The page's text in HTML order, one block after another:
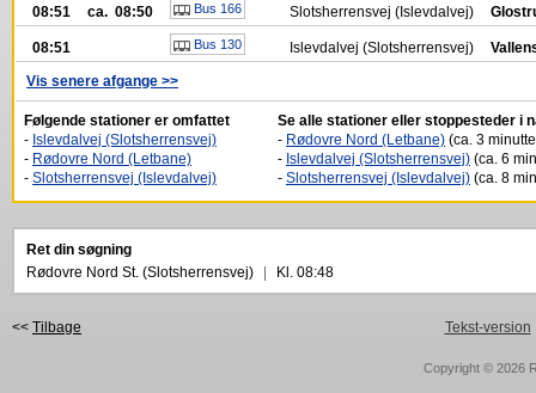
08:51 ca. 08:50 Bus 166 Slotsherrensvej (Islevdalvej)
08:51 Bus 130 Islevdalvej (Slotsherrensvej)
Vis senere afgange >>
Følgende stationer er omfattet
- Islevdalvej (Slotsherrensvej)
- Rødovre Nord (Letbane)
- Slotsherrensvej (Islevdalvej)
Se alle stationer eller stoppesteder i
- Rødovre Nord (Letbane) (ca. 3
- Islevdalvej (Slotsherrensvej) (ca. 6
- Slotsherrensvej (Islevdalvej) (ca. 8
Ret din søgning
Rødovre Nord St. (Slotsherrensvej)
Kl. 08:48
<< Tilbage Tekst-version
Copyright © 2026